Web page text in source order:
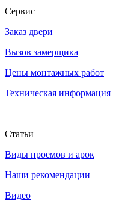
Сервис
Заказ двери
Вызов замерщика
Цены монтажных работ
Техническая информация
Статьи
Виды проемов и арок
Наши рекомендации
Видео